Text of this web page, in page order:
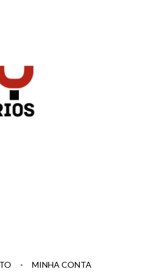
MINHA CONTA